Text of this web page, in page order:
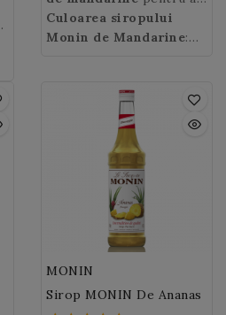
bauturilor
dumneavoastra
citric de forma unei
portocale mai mici, cu o
usor. Pulpamandarinei
este dulce, parfumata si
usor acida.Mandarina
este in principal folosita
in gastronomie, in
lichioruri si in industria
parfumurilor.
regasi aromele
parfumate ale citricelor
punchuri, smoothieuri,
soda, limonade, ice tea.
Culoarea siropului
Monin de Mandarine:
MONIN
Sirop MONIN De Ananas